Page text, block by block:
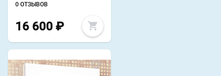
0 ОТЗЫВОВ
16 600 ₽